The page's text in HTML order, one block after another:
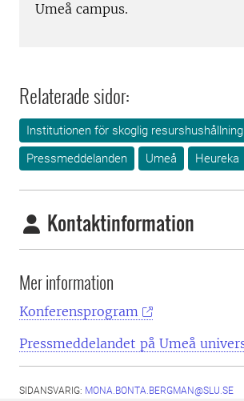
Umeå campus.
Relaterade sidor:
Institutionen för skoglig resurshushållning
Pressmeddelanden
Umeå Heureka
Kontaktinformation
Mer information
Konferensprogram
Pressmeddelandet på Umeå
SIDANSVARIG: MONA.BONTA.BERGMAN@SLU.SE